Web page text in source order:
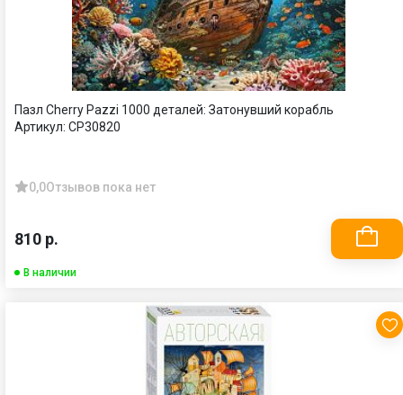
Пазл Cherry Pazzi 1000 деталей: Затонувший корабль
Артикул: CP30820
0,0Отзывов пока нет
810 р.
В наличии